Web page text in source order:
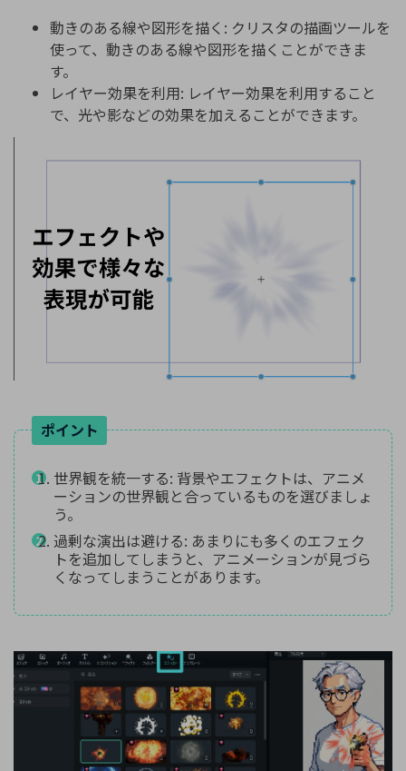
動きのある線や図形を描く: クリスタの描画ツールを
使って、動きのある線や図形を描くことができま
す。
レイヤー効果を利用: レイヤー効果を利用すること
で、光や影などの効果を加えることができます。
ポイント
世界観を統一する: 背景やエフェクトは、アニメ
ーションの世界観と合っているものを選びましょ
う。
過剰な演出は避ける: あまりにも多くのエフェク
トを追加してしまうと、アニメーションが見づら
くなってしまうことがあります。